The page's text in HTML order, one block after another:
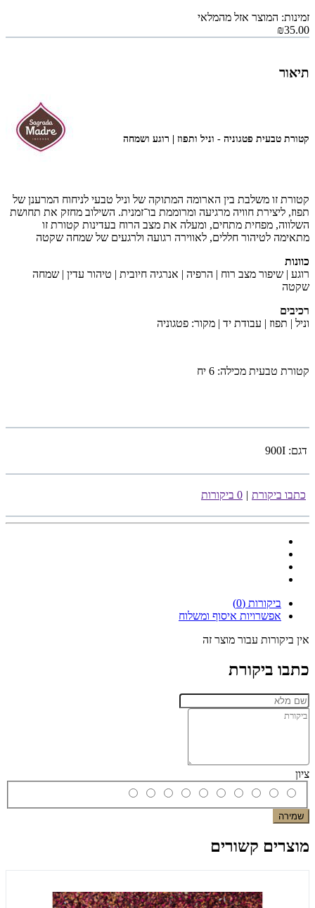
זמינות: המוצר אזל מהמלאי
₪35.00
תיאור
קטורת טבעית פטגוניה - וניל ותפוז | רוגע ושמחה
קטורת זו משלבת בין הארומה המתוקה של וניל טבעי לניחוח המרענן של
תפוז, ליצירת חוויה מרגיעה ומרוממת בו־זמנית. השילוב מחזק את תחושת
השלווה, מפחית מתחים, ומעלה את מצב הרוח בעדינות קטורת זו
מתאימה לטיהור חללים, לאווירה רגועה ולרגעים של שמחה שקטה
כוונות
רוגע | שיפור מצב רוח | הרפיה | אנרגיה חיובית | טיהור עדין | שמחה
שקטה
רכיבים
וניל | תפוז | עבודת יד | מקור: פטגוניה
קטורת טבעית מכילה: 6 יח
דגם: 900I
כתבו ביקורת | 0 ביקורות
ביקורות (0)
אפשרויות איסוף ומשלוח
אין ביקורות עבור מוצר זה
כתבו ביקורת
ציון
שמירה
מוצרים קשורים